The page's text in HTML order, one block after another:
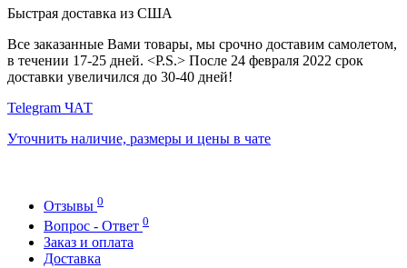
Быстрая доставка из США
Все заказанные Вами товары, мы срочно доставим самолетом,
в течении 17-25 дней. <P.S.> После 24 февраля 2022 срок
доставки увеличился до 30-40 дней!
Telegram ЧАТ
Уточнить наличие, размеры и цены в чате
Отзывы 0
Вопрос - Ответ 0
Заказ и оплата
Доставка